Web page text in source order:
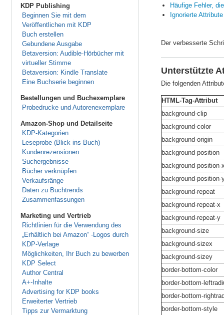
KDP Publishing
Beginnen Sie mit dem
Veröffentlichen mit KDP
Buch erstellen
Gebundene Ausgabe
Betaversion: Audible-Hörbücher mit
virtueller Stimme
Betaversion: Kindle Translate
Eine Buchserie beginnen
Bestellungen und Buchexemplare
Probedrucke und Autorenexemplare
Amazon-Shop und Detailseite
KDP-Kategorien
Leseprobe (Blick ins Buch)
Kundenrezensionen
Suchergebnisse
Bücher verknüpfen
Verkaufsränge
Daten zu Buchtrends
Zusammenfassungen
Marketing und Vertrieb
Richtlinien für die Verwendung des
„Erhältlich bei Amazon“ -Logos durch
KDP-Verlage
Möglichkeiten, Ihr Buch zu bewerben
KDP Select
Author Central
A+-Inhalte
Advertising for KDP books
Erweiterter Vertrieb
Tipps zur Vermarktung
Häufige Fehler,
Ignorierte
Der verbesserte
Unterstützte
Die folgenden
HTML-Tag-Attribut
background-clip
background-color
background-origin
background-position
background-position-
background-position-
background-repeat
background-repeat-x
background-repeat-y
background-size
background-sizex
background-sizey
border-bottom-color
border-bottom-
border-bottom-
border-bottom-style